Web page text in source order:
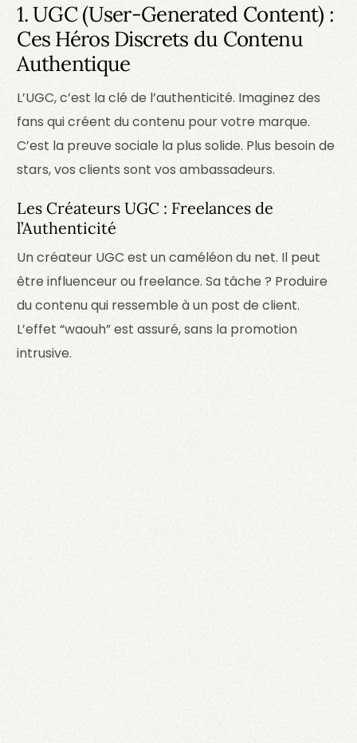
1. UGC (User-Generated Content) :
Ces Héros Discrets du Contenu
Authentique
L’UGC, c’est la clé de l’authenticité. Imaginez des
fans qui créent du contenu pour votre marque.
C’est la preuve sociale la plus solide. Plus besoin de
stars, vos clients sont vos ambassadeurs.
Les Créateurs UGC : Freelances de
l’Authenticité
Un créateur UGC est un caméléon du net. Il peut
être influenceur ou freelance. Sa tâche ? Produire
du contenu qui ressemble à un post de client.
L’effet “waouh” est assuré, sans la promotion
intrusive.